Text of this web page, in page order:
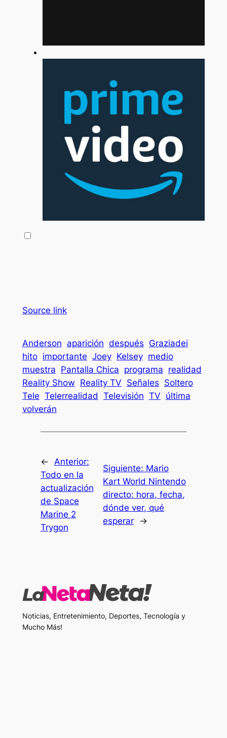
Source link
Anderson aparición después Graziadei
hito importante Joey Kelsey medio
muestra Pantalla Chica programa realidad
Reality Show Reality TV Señales Soltero
Tele Telerrealidad Televisión TV última
volverán
←
Anterior:
Todo en la
actualización
de Space
Marine 2
Trygon
Siguiente: Mario
Kart World Nintendo
directo: hora, fecha,
dónde ver, qué
esperar
→
Noticias, Entretenimiento, Deportes, Tecnología y
Mucho Más!